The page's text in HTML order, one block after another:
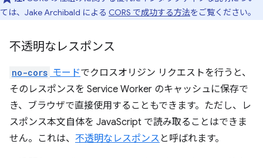
ては、Jake Archibald による CORS で成功する方法をご覧ください。
不透明なレスポンス
no-cors モードでクロスオリジン リクエストを行うと、
そのレスポンスを Service Worker のキャッシュに保存で
き、ブラウザで直接使用することもできます。ただし、レ
スポンス本文自体を JavaScript で読み取ることはできま
せん。これは、 不透明なレスポンス と呼ばれます。